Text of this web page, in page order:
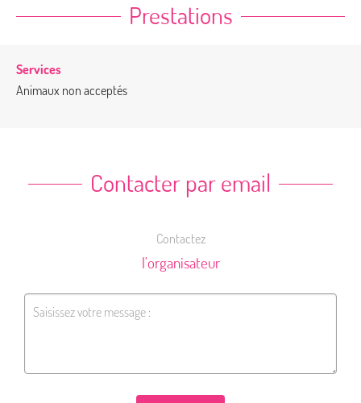
Prestations
Services
Animaux non acceptés
Contacter par email
Contactez
l'organisateur